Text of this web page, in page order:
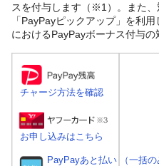
スを付与します（※1）。また
「PayPayピックアップ」を利
におけるPayPayボーナス付与
チャージ方法を確認
お申し込みはこちら
PayPayあと払い （一括の